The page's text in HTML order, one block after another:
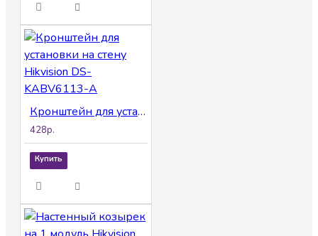
Кронштейн для установки на стену Hikvision DS-KABV6113-A
428р.
Купить